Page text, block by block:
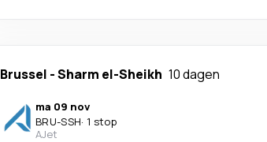
Brussel -Sharm el-Sheikh 10 dagen
ma 09 nov
BRU-SSH· 1 stop
AJet